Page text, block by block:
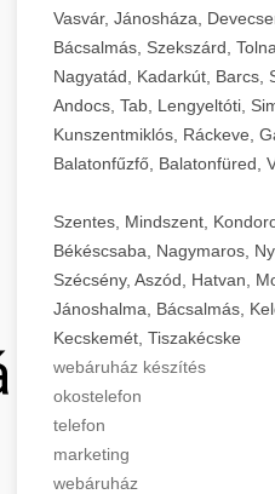
Vasvár, Jánosháza,
Bácsalmás, Szekszárd,
Nagyatád, Kadarkút, Barcs,
Andocs, Tab, Lengyeltóti,
Kunszentmiklós, Ráckeve,
Balatonfűzfő, Balatonfüred,
Szentes, Mindszent,
Békéscsaba, Nagymaros,
Szécsény, Aszód, Hatvan,
Jánoshalma, Bácsalmás,
Kecskemét, Tiszakécske
webáruház készítés
okostelefon
telefon
marketing
webáruház